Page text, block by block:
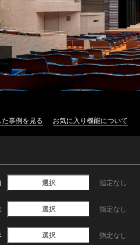
事例を見る お気に入り機能について
選択 指定なし
選択 指定なし
選択 指定なし